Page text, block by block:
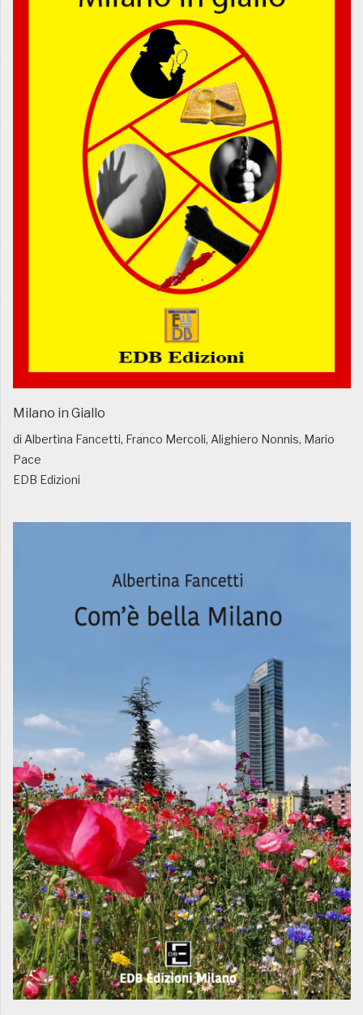
Milano in Giallo
di Albertina Fancetti, Franco Mercoli, Alighiero Nonnis, Mario
Pace
EDB Edizioni